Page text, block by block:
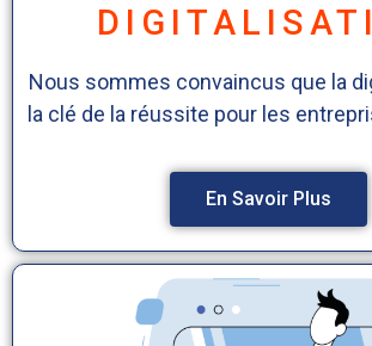
Nous sommes convaincus que la
la clé de la réussite pour les
En Savoir Plus